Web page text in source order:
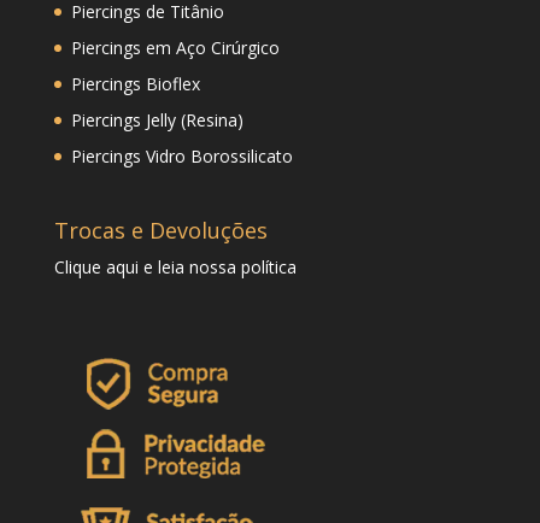
Piercings de Titânio
Piercings em Aço Cirúrgico
Piercings Bioflex
Piercings Jelly (Resina)
Piercings Vidro Borossilicato
Trocas e Devoluções
Clique aqui e leia nossa política